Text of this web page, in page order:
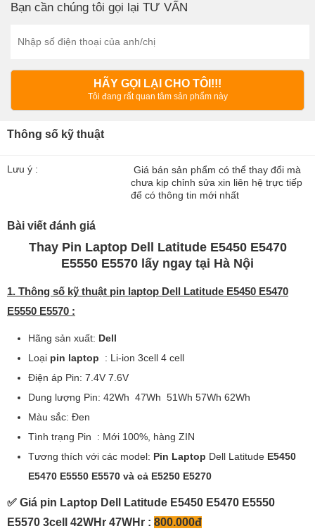
Bạn cần chúng tôi gọi lại TƯ VẤN
HÃY GỌI LẠI CHO TÔI!!!
Tôi đang rất quan tâm sản phẩm này
Thông số kỹ thuật
Lưu ý :
Giá bán sản phẩm có thể thay đổi mà
chưa kịp chỉnh sửa xin liên hệ trực tiếp
để có thông tin mới nhất
Bài viết đánh giá
Thay Pin Laptop Dell Latitude E5450 E5470
E5550 E5570 lấy ngay tại Hà Nội
1. Thông số kỹ thuật pin laptop Dell Latitude E5450 E5470
E5550 E5570 :
Hãng sản xuất: Dell
Loại pin laptop : Li-ion 3cell 4 cell
Điện áp Pin: 7.4V 7.6V
Dung lượng Pin: 42Wh 47Wh 51Wh 57Wh 62Wh
Màu sắc: Đen
Tình trạng Pin : Mới 100%, hàng ZIN
Tương thích với các model: Pin Laptop Dell Latitude E5450
E5470 E5550 E5570 và cả E5250 E5270
✅ Giá pin Laptop Dell Latitude E5450 E5470 E5550
E5570 3cell 42WHr 47WHr : 800.000đ